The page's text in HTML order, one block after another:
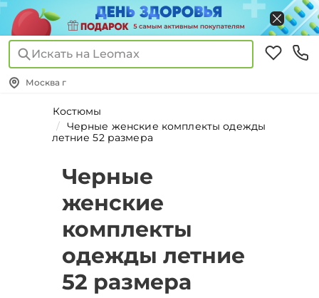
Искать на Leomax
Москва г
Костюмы
Черные женские комплекты одежды
летние 52 размера
Черные
женские
комплекты
одежды летние
52 размера